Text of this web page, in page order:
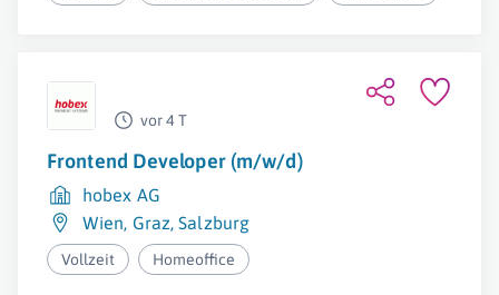
vor 4 T
Frontend Developer (m/w/d)
hobex AG
Wien, Graz,Salzburg
Vollzeit Homeoffice